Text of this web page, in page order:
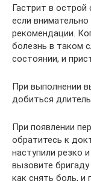
Гастрит в
если
рекомендации.
болезнь в таком
состоянии, и
При выполнении
добиться
При появлении
обратитесь к
наступили резко
вызовите
как снять боль, и